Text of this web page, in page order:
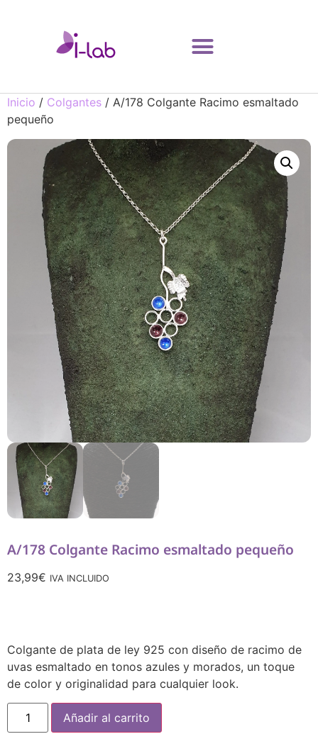
Inicio / Colgantes / A/178 Colgante Racimo esmaltado
pequeño
A/178 Colgante Racimo esmaltado pequeño
23,99€ IVA INCLUIDO
Colgante de plata de ley 925 con diseño de racimo de
uvas esmaltado en tonos azules y morados, un toque
de color y originalidad para cualquier look.
Añadir al carrito